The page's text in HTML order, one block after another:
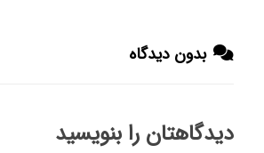
بدون دیدگاه
دیدگاهتان را بنویسید